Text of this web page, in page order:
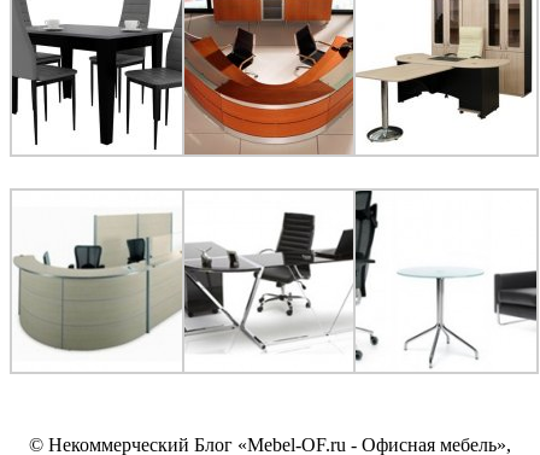
© Некоммерческий Блог «Mebel-OF.ru - Офисная мебель»,